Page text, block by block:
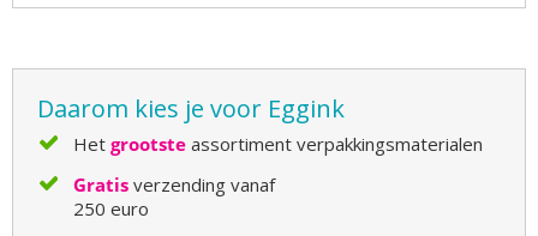
Daarom kies je voor Eggink
Het grootste assortiment verpakkingsmaterialen
Gratis verzending vanaf
250 euro